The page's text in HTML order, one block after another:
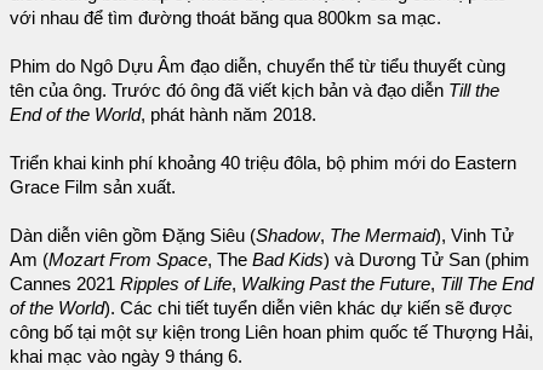
với nhau để tìm đường thoát băng qua 800km sa mạc.
Phim do Ngô Dựu Âm đạo diễn, chuyển thể từ tiểu thuyết cùng
tên của ông. Trước đó ông đã viết kịch bản và đạo diễn Till the
End of the World, phát hành năm 2018.
Triển khai kinh phí khoảng 40 triệu đôla, bộ phim mới do Eastern
Grace Film sản xuất.
Dàn diễn viên gồm Đặng Siêu (Shadow, The Mermaid), Vinh Tử
Am (Mozart From Space, The Bad Kids) và Dương Tử San (phim
Cannes 2021 Ripples of Life, Walking Past the Future, Till The End
of the World). Các chi tiết tuyển diễn viên khác dự kiến sẽ được
công bố tại một sự kiện trong Liên hoan phim quốc tế Thượng Hải,
khai mạc vào ngày 9 tháng 6.